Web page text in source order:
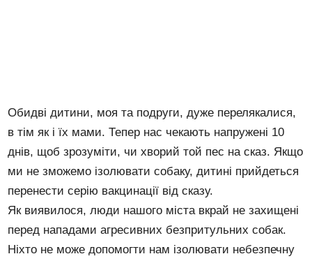
Обидві дитини, моя та подруги, дуже перелякалися,
в тім як і їх мами. Тепер нас чекають напружені 10
днів, щоб зрозуміти, чи хворий той пес на сказ. Якщо
ми не зможемо ізолювати собаку, дитині прийдеться
перенести серію вакцинації від сказу.
Як виявилося, люди нашого міста вкрай не захищені
перед нападами агресивних безпритульних собак.
Ніхто не може допомогти нам ізолювати небезпечну